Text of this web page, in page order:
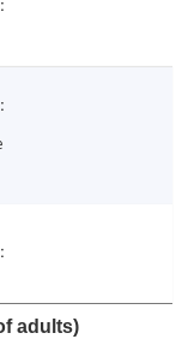
adults)